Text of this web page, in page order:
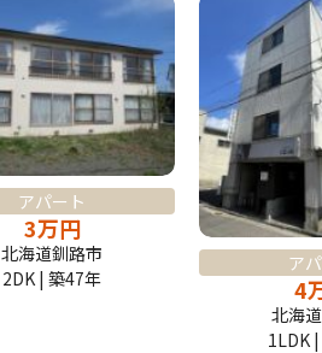
アパート
3万円
北海道釧路市
2DK | 築47年
ア
4
北海
1LDK